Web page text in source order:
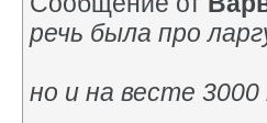
речь была про
но и на весте